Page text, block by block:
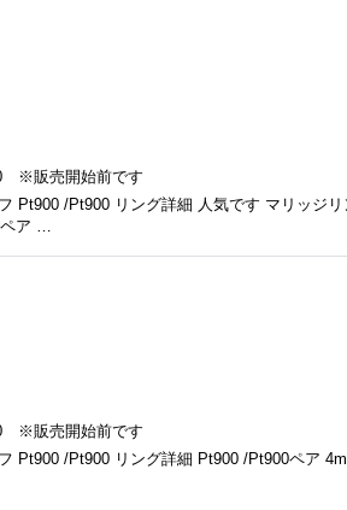
※販売開始前です
Pt900 /Pt900 リング詳細 人気です マリッジリ
ア …
※販売開始前です
Pt900 /Pt900 リング詳細 Pt900 /Pt900ペア